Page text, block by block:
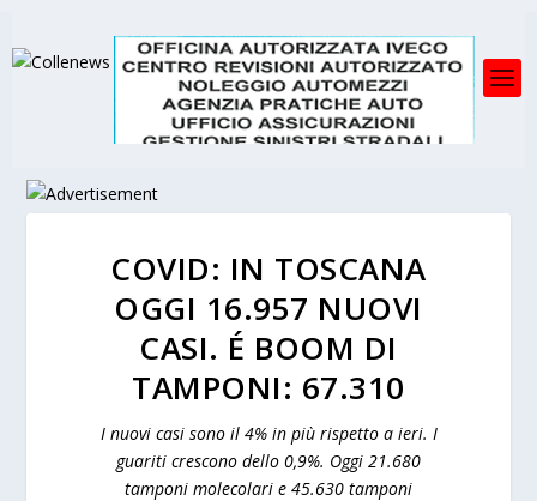
COVID: IN TOSCANA
OGGI 16.957 NUOVI
CASI. É BOOM DI
TAMPONI: 67.310
I nuovi casi sono il 4% in più rispetto a ieri. I
guariti crescono dello 0,9%. Oggi 21.680
tamponi molecolari e 45.630 tamponi